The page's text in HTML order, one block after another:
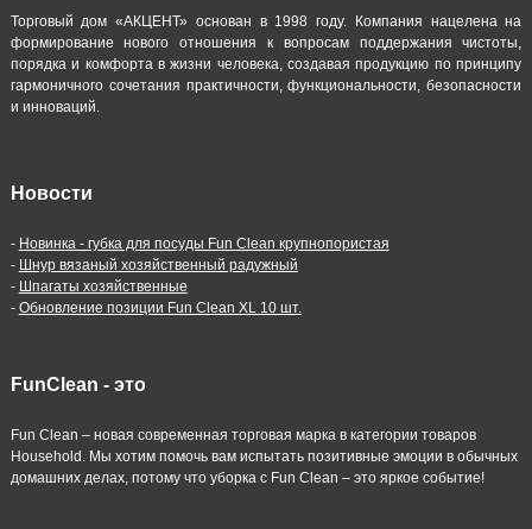
Торговый дом «АКЦЕНТ» основан в 1998 году. Компания нацелена на
формирование нового отношения к вопросам поддержания чистоты,
порядка и комфорта в жизни человека, создавая продукцию по принципу
гармоничного сочетания практичности, функциональности, безопасности
и инноваций.
Новости
- Новинка - губка для посуды Fun Clean крупнопористая
- Шнур вязаный хозяйственный радужный
- Шпагаты хозяйственные
- Обновление позиции Fun Clean XL 10 шт.
FunClean - это
Fun Clean – новая современная торговая марка в категории товаров
Household. Мы хотим помочь вам испытать позитивные эмоции в обычных
домашних делах, потому что уборка с Fun Clean – это яркое событие!